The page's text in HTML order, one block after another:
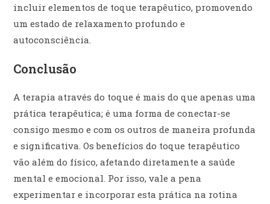
incluir elementos de toque terapêutico, promovendo
um estado de relaxamento profundo e
autoconsciência.
Conclusão
A terapia através do toque é mais do que apenas uma
prática terapêutica; é uma forma de conectar-se
consigo mesmo e com os outros de maneira profunda
e significativa. Os benefícios do toque terapêutico
vão além do físico, afetando diretamente a saúde
mental e emocional. Por isso, vale a pena
experimentar e incorporar esta prática na rotina